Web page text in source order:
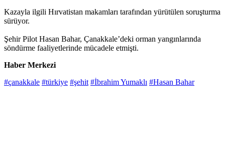
Kazayla ilgili Hırvatistan makamları tarafından yürütülen soruşturma
sürüyor.
Şehir Pilot Hasan Bahar, Çanakkale’deki orman yangınlarında
söndürme faaliyetlerinde mücadele etmişti.
Haber Merkezi
#çanakkale #türkiye #şehit #İbrahim Yumaklı #Hasan Bahar